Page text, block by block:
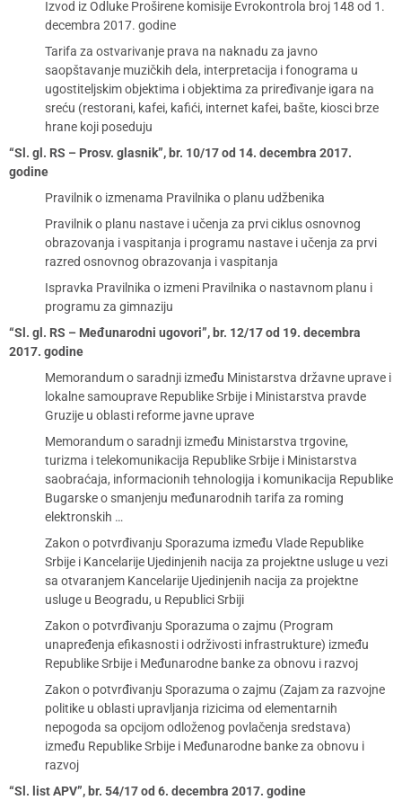
Izvod iz Odluke Proširene komisije Evrokontrola broj 148 od 1.
decembra 2017. godine
Tarifa za ostvarivanje prava na naknadu za javno
saopštavanje muzičkih dela, interpretacija i fonograma u
ugostiteljskim objektima i objektima za priređivanje igara na
sreću (restorani, kafei, kafići, internet kafei, bašte, kiosci brze
hrane koji poseduju
“Sl. gl. RS – Prosv. glasnik”, br. 10/17 od 14. decembra 2017.
godine
Pravilnik o izmenama Pravilnika o planu udžbenika
Pravilnik o planu nastave i učenja za prvi ciklus osnovnog
obrazovanja i vaspitanja i programu nastave i učenja za prvi
razred osnovnog obrazovanja i vaspitanja
Ispravka Pravilnika o izmeni Pravilnika o nastavnom planu i
programu za gimnaziju
“Sl. gl. RS – Međunarodni ugovori”, br. 12/17 od 19. decembra
2017. godine
Memorandum o saradnji između Ministarstva državne uprave i
lokalne samouprave Republike Srbije i Ministarstva pravde
Gruzije u oblasti reforme javne uprave
Memorandum o saradnji između Ministarstva trgovine,
turizma i telekomunikacija Republike Srbije i Ministarstva
saobraćaja, informacionih tehnologija i komunikacija Republike
Bugarske o smanjenju međunarodnih tarifa za roming
elektronskih …
Zakon o potvrđivanju Sporazuma između Vlade Republike
Srbije i Kancelarije Ujedinjenih nacija za projektne usluge u vezi
sa otvaranjem Kancelarije Ujedinjenih nacija za projektne
usluge u Beogradu, u Republici Srbiji
Zakon o potvrđivanju Sporazuma o zajmu (Program
unapređenja efikasnosti i održivosti infrastrukture) između
Republike Srbije i Međunarodne banke za obnovu i razvoj
Zakon o potvrđivanju Sporazuma o zajmu (Zajam za razvojne
politike u oblasti upravljanja rizicima od elementarnih
nepogoda sa opcijom odloženog povlačenja sredstava)
između Republike Srbije i Međunarodne banke za obnovu i
razvoj
“Sl. list APV”, br. 54/17 od 6. decembra 2017. godine